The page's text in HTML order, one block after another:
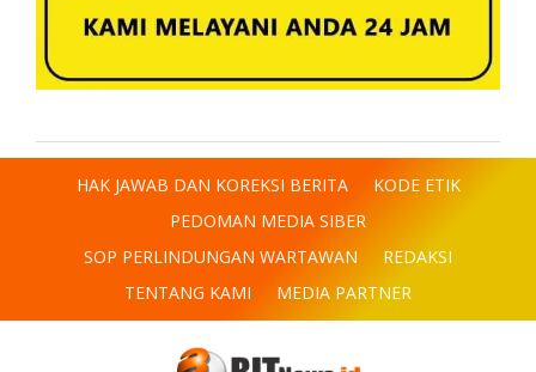
HAK JAWAB DAN KOREKSI BERITA
KODE ETIK
PEDOMAN MEDIA SIBER
SOP PERLINDUNGAN WARTAWAN
REDAKSI
TENTANG KAMI
MEDIA PARTNER